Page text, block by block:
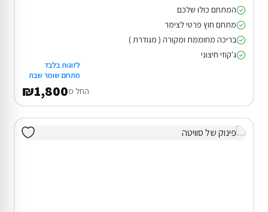
המתחם כולו שלכם
מתחם חוץ פרטי לצימר
בריכה מחוממת ומקורה ( מגודרת )
ג'קוזי חיצוני
לזוגות בלבד
מתחם שומר שבת
החל מ₪1,800